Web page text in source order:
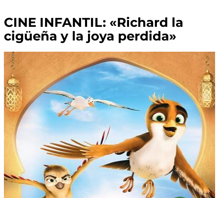
CINE INFANTIL: «Richard la
cigüeña y la joya perdida»